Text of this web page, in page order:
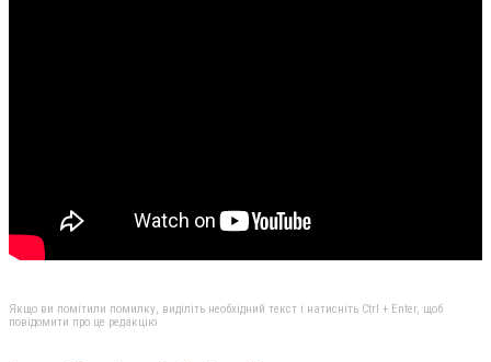
Якщо ви помітили помилку, виділіть необхідний текст і натисніть Ctrl + Enter, щоб
повідомити про це редакцію